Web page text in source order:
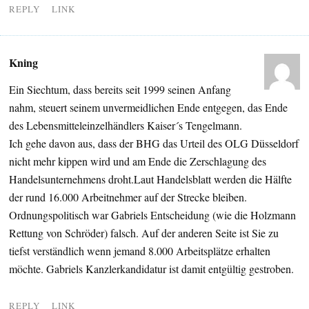
REPLY LINK
Kning
Ein Siechtum, dass bereits seit 1999 seinen Anfang
nahm, steuert seinem unvermeidlichen Ende entgegen, das Ende
des Lebensmitteleinzelhändlers Kaiser´s Tengelmann.
Ich gehe davon aus, dass der BHG das Urteil des OLG Düsseldorf
nicht mehr kippen wird und am Ende die Zerschlagung des
Handelsunternehmens droht.Laut Handelsblatt werden die Hälfte
der rund 16.000 Arbeitnehmer auf der Strecke bleiben.
Ordnungspolitisch war Gabriels Entscheidung (wie die Holzmann
Rettung von Schröder) falsch. Auf der anderen Seite ist Sie zu
tiefst verständlich wenn jemand 8.000 Arbeitsplätze erhalten
möchte. Gabriels Kanzlerkandidatur ist damit entgültig gestroben.
REPLY LINK